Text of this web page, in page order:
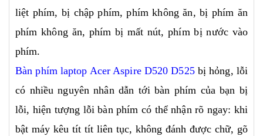
liệt phím, bị chập phím, phím không ăn, bị phím ăn
phím không ăn, phím bị mất nút, phím bị nước vào
phím.
Bàn phím laptop Acer Aspire D520 D525bị hỏng, lỗi
có nhiều nguyên nhân dẫn tới bàn phím của bạn bị
lỗi, hiện tượng lỗi bàn phím có thể nhận rõ ngay: khi
bật máy kêu tít tít liên tục, không đánh được chữ, gõ